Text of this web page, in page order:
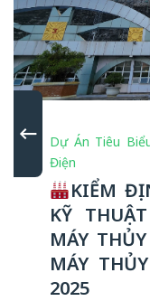
Dự Án Tiêu
Điện
KIỂM
KỸ
MÁY
MÁY
2025